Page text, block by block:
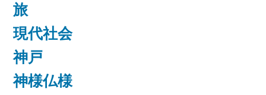
旅
現代社会
神戸
神様仏様